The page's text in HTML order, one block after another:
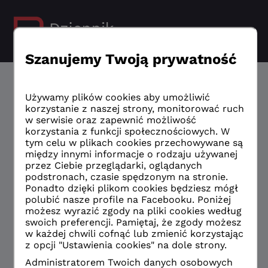
RODZICE I UCZNIOWIE
Uruchomiliśmy nową wersję Dziennika.
Zmiana ta wiąże się z koniecznością
aktualizacji dostępów po stronie rodziców i
uczniów.
Jeżeli jeszczenie masz zaktualizowanego
kontawybierz opcję „Logowanie przed zmianą”
Logowanie przed zmianą